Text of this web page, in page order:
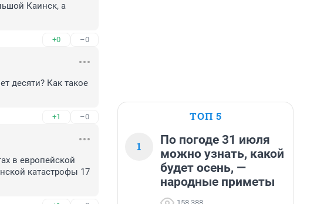
Каинск, а
+0 –0
десяти? Как такое
+1 –0
в европейской
катастрофы 17
ТОП 5
1
По погоде 31 июля
можно узнать, какой
будет осень, —
народные приметы